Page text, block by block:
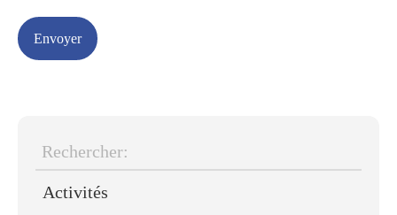
Rechercher:
Activités